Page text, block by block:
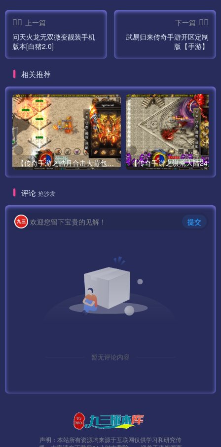
上一篇
问天火龙无双微变靓装手机
版本[白猪2.0]
下一篇
武易归来传奇手游开区定制
版【手游】
相关推荐
【传奇手游之皓月合击大背包-[白猪3.0]-免授权版】经典三职业复古特色战神引擎传奇手游-最新打包Win服务端源码视频架设教程-新版GM多功能网页授权物品后台-GM直冲网页后台-苹果IOS安卓双端版本！
评论 抢沙发
欢迎您留下宝贵的见解！ 提交
暂无评论内容
声明：本站所有资源均来源于互联网仅供学习和研究传